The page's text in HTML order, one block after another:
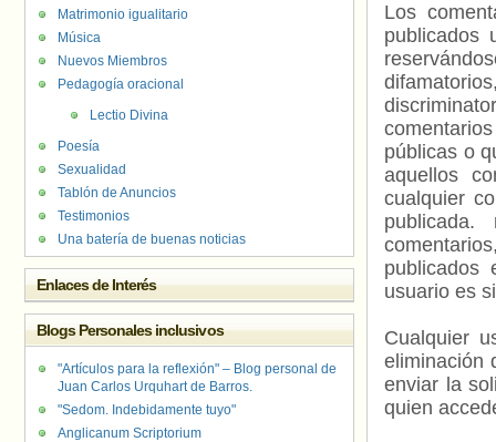
Los
publicados
públicas o
aquellos
cualquier
usuario es
Cualquier
eliminación
enviar la
quien
Matrimonio igualitario
Música
Nuevos Miembros
Pedagogía oracional
Lectio Divina
Poesía
Sexualidad
Tablón de Anuncios
Testimonios
Una batería de buenas noticias
Enlaces de Interés
Blogs Personales inclusivos
"Artículos para la reflexión" – Blog personal de
Juan Carlos Urquhart de Barros.
"Sedom. Indebidamente tuyo"
Anglicanum Scriptorium